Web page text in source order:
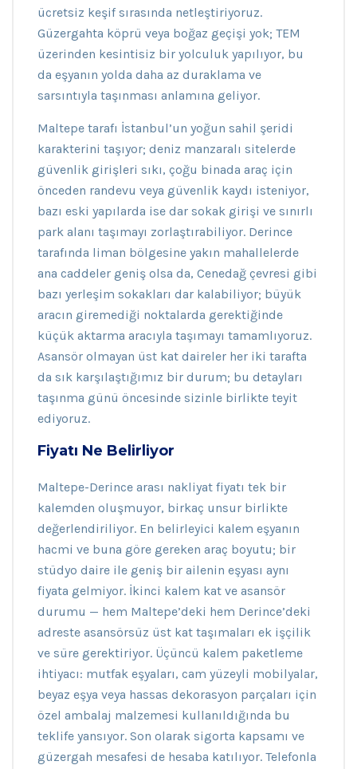
ücretsiz keşif sırasında netleştiriyoruz.
Güzergahta köprü veya boğaz geçişi yok; TEM
üzerinden kesintisiz bir yolculuk yapılıyor, bu
da eşyanın yolda daha az duraklama ve
sarsıntıyla taşınması anlamına geliyor.
Maltepe tarafı İstanbul’un yoğun sahil şeridi
karakterini taşıyor; deniz manzaralı sitelerde
güvenlik girişleri sıkı, çoğu binada araç için
önceden randevu veya güvenlik kaydı isteniyor,
bazı eski yapılarda ise dar sokak girişi ve sınırlı
park alanı taşımayı zorlaştırabiliyor. Derince
tarafında liman bölgesine yakın mahallelerde
ana caddeler geniş olsa da, Cenedağ çevresi gibi
bazı yerleşim sokakları dar kalabiliyor; büyük
aracın giremediği noktalarda gerektiğinde
küçük aktarma aracıyla taşımayı tamamlıyoruz.
Asansör olmayan üst kat daireler her iki tarafta
da sık karşılaştığımız bir durum; bu detayları
taşınma günü öncesinde sizinle birlikte teyit
ediyoruz.
Fiyatı Ne Belirliyor
Maltepe-Derince arası nakliyat fiyatı tek bir
kalemden oluşmuyor, birkaç unsur birlikte
değerlendiriliyor. En belirleyici kalem eşyanın
hacmi ve buna göre gereken araç boyutu; bir
stüdyo daire ile geniş bir ailenin eşyası aynı
fiyata gelmiyor. İkinci kalem kat ve asansör
durumu — hem Maltepe’deki hem Derince’deki
adreste asansörsüz üst kat taşımaları ek işçilik
ve süre gerektiriyor. Üçüncü kalem paketleme
ihtiyacı: mutfak eşyaları, cam yüzeyli mobilyalar,
beyaz eşya veya hassas dekorasyon parçaları için
özel ambalaj malzemesi kullanıldığında bu
teklife yansıyor. Son olarak sigorta kapsamı ve
güzergah mesafesi de hesaba katılıyor. Telefonla